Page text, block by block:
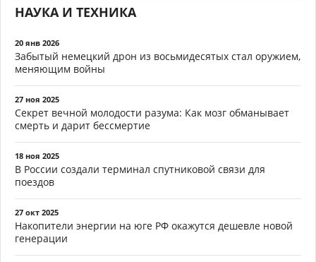
НАУКА И ТЕХНИКА
20 янв 2026
Забытый немецкий дрон из восьмидесятых стал оружием,
меняющим войны
27 ноя 2025
Секрет вечной молодости разума: Как мозг обманывает
смерть и дарит бессмертие
18 ноя 2025
В России создали терминал спутниковой связи для
поездов
27 окт 2025
Накопители энергии на юге РФ окажутся дешевле новой
генерации